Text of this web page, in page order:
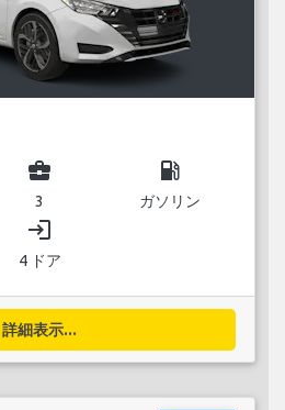
business_center
3
local_gas_station
ガソリン
login
4 ドア
詳細表示...